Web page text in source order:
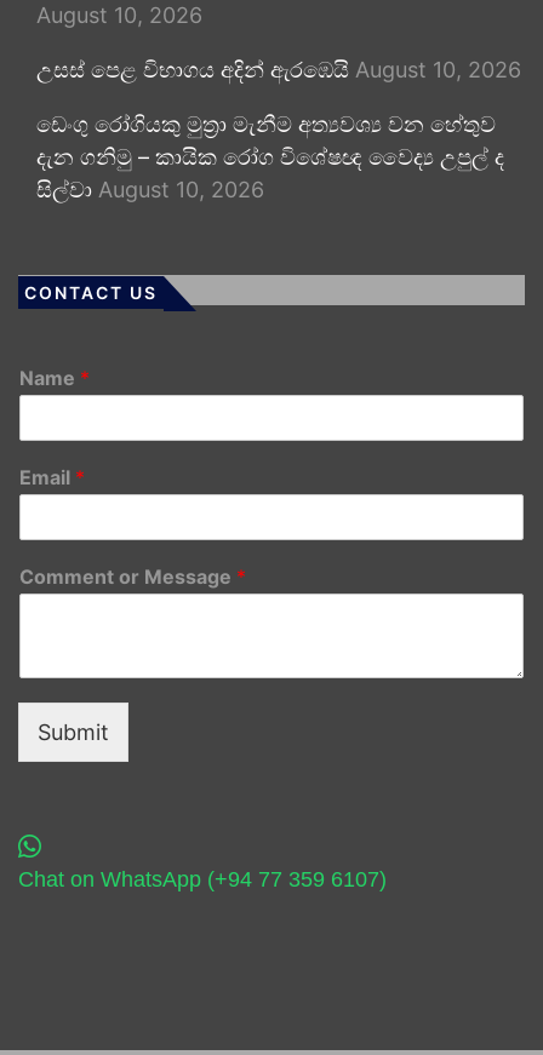
August 10, 2026
උසස් පෙළ විභාගය අදින් ඇරඹෙයි August 10, 2026
ඩෙංගු රෝගියකු ⁣මුත්‍රා මැනීම අත්‍යවශ්‍ය වන හේතුව
දැන ගනිමු – කායික රෝග විශේෂඥ වෛද්‍ය උපුල් ද
සිල්වා August 10, 2026
CONTACT US
Name *
Email *
Comment or Message *
Submit
Chat on WhatsApp (+94 77 359 6107)